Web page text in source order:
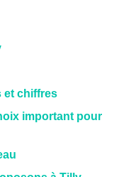
et chiffres
important pour